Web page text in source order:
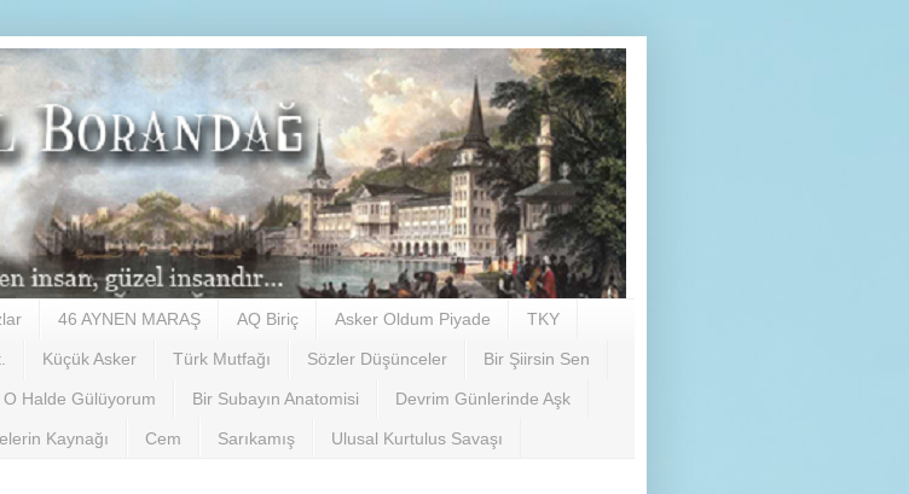
46 AYNEN MARAŞ AQ Biriç Asker Oldum Piyade TKY
Küçük Asker Türk Mutfağı Sözler Düşünceler Bir Şiirsin Sen
Halde Gülüyorum Bir Subayın Anatomisi Devrim Günlerinde Aşk
Kaynağı Cem Sarıkamış Ulusal Kurtulus Savaşı